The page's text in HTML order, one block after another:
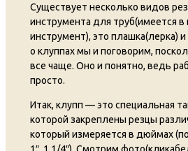
Существует несколько видов
инструмента для труб(имеется в
инструмент), это плашка(лерка)
о клуппах мы и поговорим,
все чаще. Оно и понятно, ведь
просто.
Итак, клупп — это специальная
которой закреплены резцы
который измеряется в дюймах